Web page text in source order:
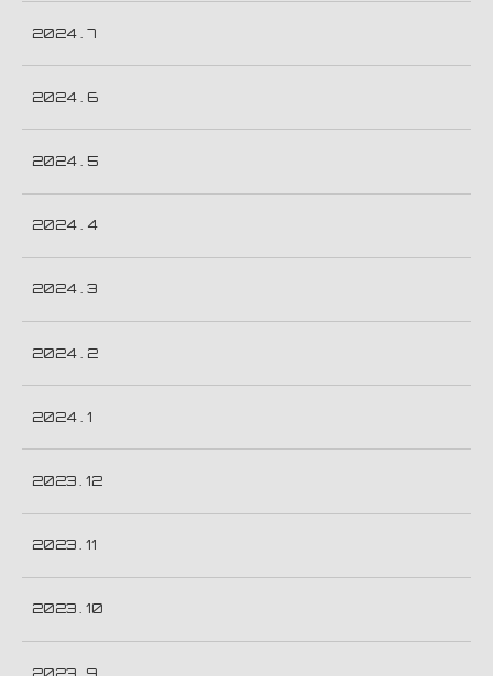
2024 . 7
2024 . 6
2024 . 5
2024 . 4
2024 . 3
2024 . 2
2024 . 1
2023 . 12
2023 . 11
2023 . 10